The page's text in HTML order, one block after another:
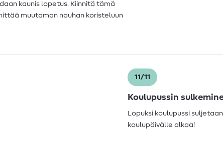
kaunis lopetus. Kiinnitä tämä
muutaman nauhan koristeluun
11/11
Koulupussin
Lopuksi koulupussi
koulupäivälle alkaa!